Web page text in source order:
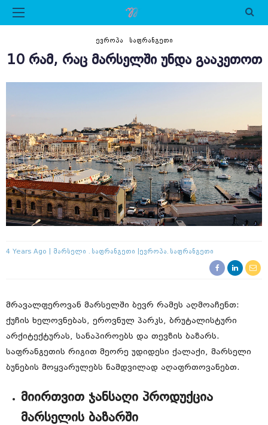
ᲔᲕᲠᲝᲞᲐ ᲡᲐᲤᲠᲐᲜᲒᲔᲗᲘ
10 ᲠᲐᲛ, ᲠᲐᲪ ᲛᲐᲠᲡᲔᲚᲨᲘ ᲣᲜᲓᲐ ᲒᲐᲐᲙᲔᲗᲝᲗ
4 Years Ago Მარსელი Საფრანგეთი Ევროპა Საფრანგეთი
მრავალფეროვან მარსელში ბევრ რამეს აღმოაჩენთ:
ქუჩის ხელოვნებას, ეროვნულ პარკს, ბრუტალისტური
არქიტექტურას, სანაპიროებს და თევზის ბაზარს.
საფრანგეთის რიგით მეორე უდიდესი ქალაქი, მარსელი
ბუნების მოყვარულებს ნამდვილად აღაფრთოვანებთ.
მიირთვით ჯანსაღი პროდუქცია
მარსელის ბაზარში